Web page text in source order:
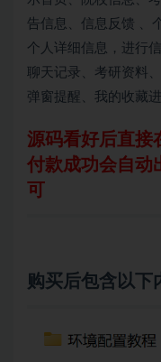
告信息、信息反馈 、
个人详细信息，进行
聊天记录、考研资料
弹窗提醒、我的收藏进
源码看好后直接
付款成功会自动
可
购买后包含以下